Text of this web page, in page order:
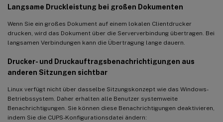
Langsame Druckleistung bei großen Dokumenten
Wenn Sie ein großes Dokument auf einem lokalen Clientdrucker
drucken, wird das Dokument über die Serververbindung übertragen. Bei
langsamen Verbindungen kann die Übertragung lange dauern.
Drucker- und Druckauftragsbenachrichtigungen aus
anderen Sitzungen sichtbar
Linux verfügt nicht über dasselbe Sitzungskonzept wie das Windows-
Betriebssystem. Daher erhalten alle Benutzer systemweite
Benachrichtigungen. Sie können diese Benachrichtigungen deaktivieren,
indem Sie die CUPS-Konfigurationsdatei ändern: